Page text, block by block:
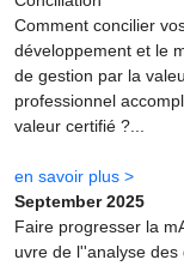
Comment concilier
développement et le
de gestion par la
professionnel
valeur certifié ?...
en savoir plus >
September 2025
Faire progresser la
uvre de l''analyse